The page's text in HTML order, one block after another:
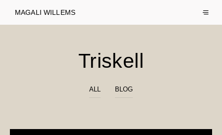
MAGALI WILLEMS
Triskell
ALL BLOG